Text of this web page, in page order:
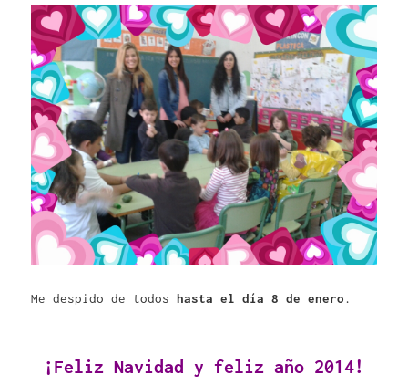
Me despido de todoshasta el día 8 de enero .
¡Feliz Navidad y feliz año 2014!